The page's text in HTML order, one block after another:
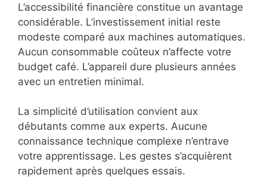
L’accessibilité financière constitue un avantage
considérable. L’investissement initial reste
modeste comparé aux machines automatiques.
Aucun consommable coûteux n’affecte votre
budget café. L’appareil dure plusieurs années
avec un entretien minimal.
La simplicité d’utilisation convient aux
débutants comme aux experts. Aucune
connaissance technique complexe n’entrave
votre apprentissage. Les gestes s’acquièrent
rapidement après quelques essais.